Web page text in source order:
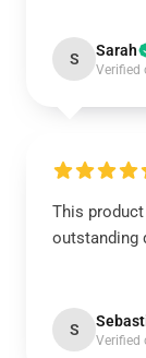
S Sarah
Verified
This
outstanding
S
Verified